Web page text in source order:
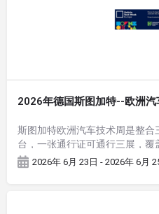
2026年德国斯图加特--欧洲汽
斯图加特欧洲汽车技术周是整合
台，一张通行证可通行三展，覆
座舱体验的全链条技术生态，对
与Tier1/Tier2 供应商极具价值。
2026年 6月 23日 - 2026年 6月